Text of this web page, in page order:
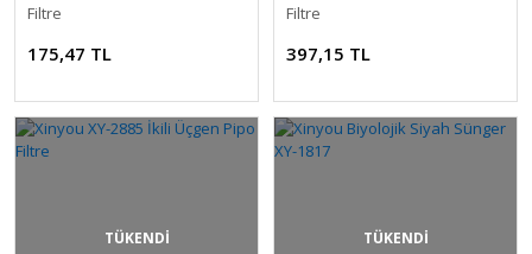
Filtre
175,47 TL
Filtre
397,15 TL
TÜKENDİ TÜKENDİ